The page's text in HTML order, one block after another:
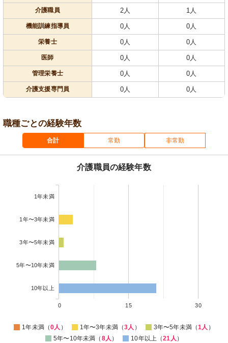
介護職員 2人 1人
機能訓練指導員 0人 0人
栄養士 0人 0人
医師 0人 0人
管理栄養士 0人 0人
介護支援専門員 0人 0人
職種ごとの経験年数
合計 常勤 非常勤
介護職員の経験年数
1年未満
1年〜3年未満
3年〜5年未満
5年〜10年未満
10年以上
0 15 30
1年未満（0人 ） 1年〜3年未満（3人 ） 3年〜5年未満（1人 ）
5年〜10年未満（ 8人 ） 10年以上（21人 ）